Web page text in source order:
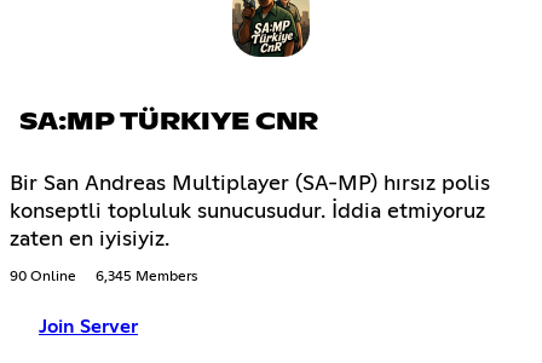
SA:MP TÜRKIYE CNR
Bir San Andreas Multiplayer (SA-MP) hırsız polis
konseptli topluluk sunucusudur. İddia etmiyoruz
zaten en iyisiyiz.
90 Online 6,345 Members
Join Server